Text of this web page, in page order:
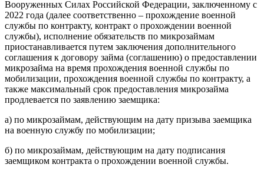
Вооруженных Силах Российской Федерации, заключенному с
2022 года (далее соответственно – прохождение военной
службы по контракту, контракт о прохождении военной
службы), исполнение обязательств по микрозаймам
приостанавливается путем заключения дополнительного
соглашения к договору займа (соглашению) о предоставлении
микрозайма на время прохождения военной службы по
мобилизации, прохождения военной службы по контракту, а
также максимальный срок предоставления микрозайма
продлевается по заявлению заемщика:
а) по микрозаймам, действующим на дату призыва заемщика
на военную службу по мобилизации;
б) по микрозаймам, действующим на дату подписания
заемщиком контракта о прохождении военной службы.